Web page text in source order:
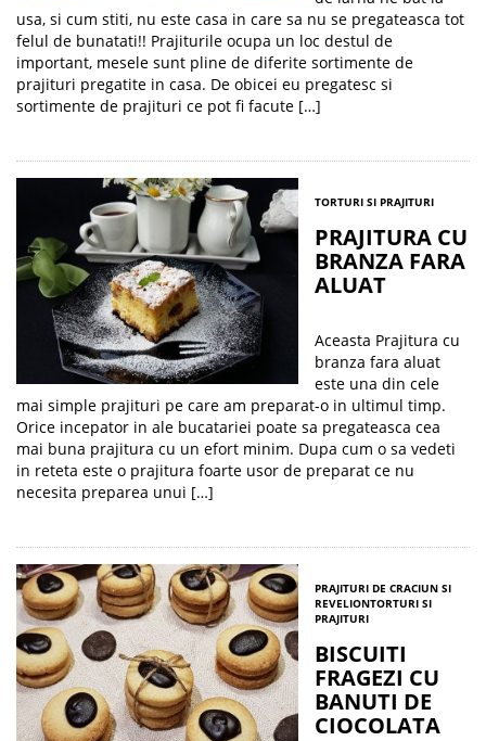
usa, si cum stiti, nu este casa in care sa nu se pregateasca tot
felul de bunatati!! Prajiturile ocupa un loc destul de
important, mesele sunt pline de diferite sortimente de
prajituri pregatite in casa. De obicei eu pregatesc si
sortimente de prajituri ce pot fi facute […]
TORTURI SI PRAJITURI
PRAJITURA CU
BRANZA FARA
ALUAT
Aceasta Prajitura cu
branza fara aluat
este una din cele
mai simple prajituri pe care am preparat-o in ultimul timp.
Orice incepator in ale bucatariei poate sa pregateasca cea
mai buna prajitura cu un efort minim. Dupa cum o sa vedeti
in reteta este o prajitura foarte usor de preparat ce nu
necesita preparea unui […]
PRAJITURI DE CRACIUN SI
REVELIONTORTURI SI
PRAJITURI
BISCUITI
FRAGEZI CU
BANUTI DE
CIOCOLATA